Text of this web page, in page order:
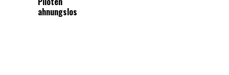
ahnungslos